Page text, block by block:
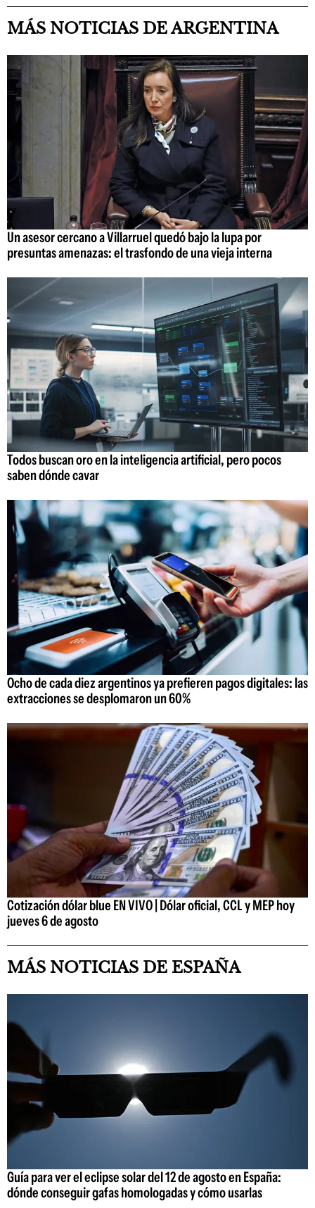
MÁS NOTICIAS DE ARGENTINA
Un asesor cercano a Villarruel quedó bajo la lupa por
presuntas amenazas: el trasfondo de una vieja interna
Todos buscan oro en la inteligencia artificial, pero pocos
saben dónde cavar
Ocho de cada diez argentinos ya prefieren pagos digitales: las
extracciones se desplomaron un 60%
Cotización dólar blue EN VIVO | Dólar oficial, CCL y MEP hoy
jueves 6 de agosto
MÁS NOTICIAS DE ESPAÑA
Guía para ver el eclipse solar del 12 de agosto en España:
dónde conseguir gafas homologadas y cómo usarlas